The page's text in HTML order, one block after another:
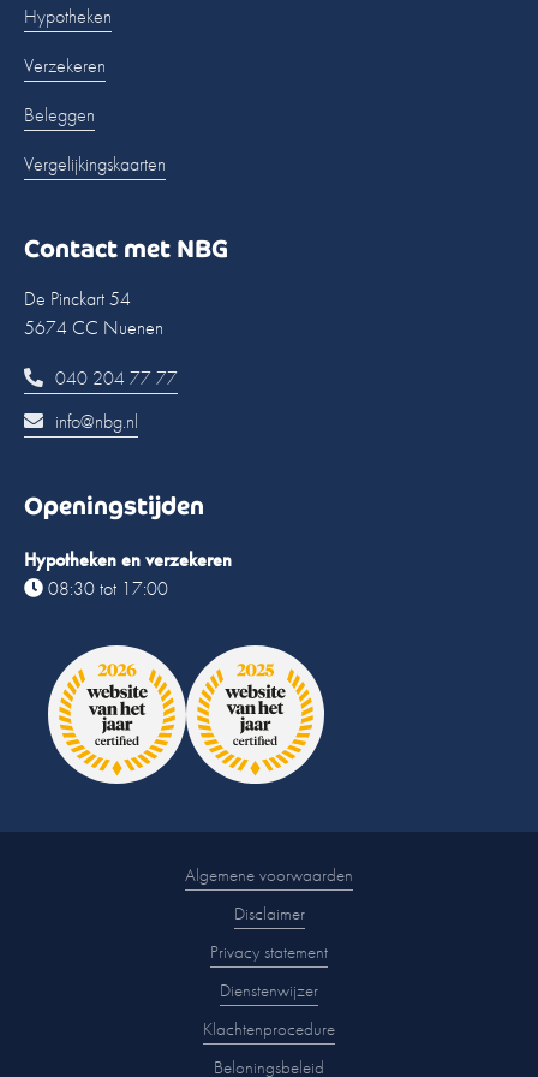
Hypotheken
Verzekeren
Beleggen
Vergelijkingskaarten
Contact met NBG
De Pinckart 54
5674 CC Nuenen
040 204 77 77
info@nbg.nl
Openingstijden
Hypotheken en verzekeren
08:30 tot 17:00
Algemene voorwaarden
Disclaimer
Privacy statement
Dienstenwijzer
Klachtenprocedure
Beloningsbeleid